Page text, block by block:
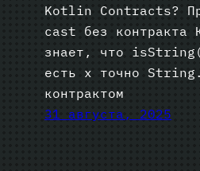
Kotlin Contracts?
cast без контракта
знает, что
есть x точно
контрактом
31 августа, 2025